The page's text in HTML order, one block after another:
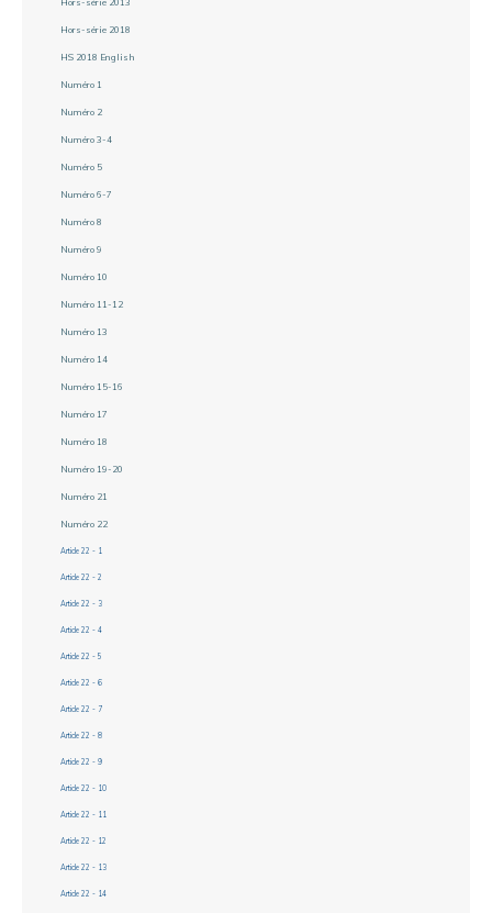
Hors-série 2018
HS 2018 English
Numéro 1
Numéro 2
Numéro 3-4
Numéro 5
Numéro 6-7
Numéro 8
Numéro 9
Numéro 10
Numéro 11-12
Numéro 13
Numéro 14
Numéro 15-16
Numéro 17
Numéro 18
Numéro 19-20
Numéro 21
Numéro 22
Article 22 - 1
Article 22 - 2
Article 22 - 3
Article 22 - 4
Article 22 - 5
Article 22 - 6
Article 22 - 7
Article 22 - 8
Article 22 - 9
Article 22 - 10
Article 22 - 11
Article 22 - 12
Article 22 - 13
Article 22 - 14